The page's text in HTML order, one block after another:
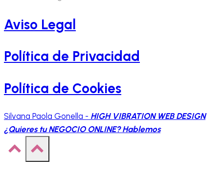
Aviso Legal
Política de Privacidad
Política de Cookies
Silvana Paola Gonella - HIGH VIBRATION WEB DESIGN
¿Quieres tuNEGOCIO ONLINE?Hablemos